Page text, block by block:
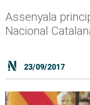
Assenyala
Nacional
23/09/2017